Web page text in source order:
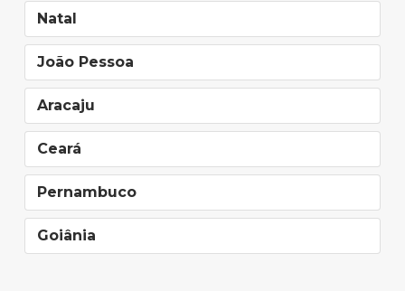
Natal
João Pessoa
Aracaju
Ceará
Pernambuco
Goiânia